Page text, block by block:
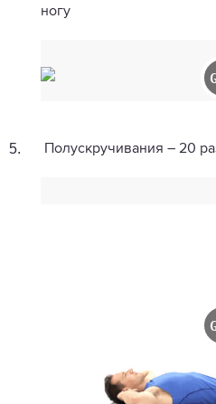
ногу
5. Полускручивания – 20